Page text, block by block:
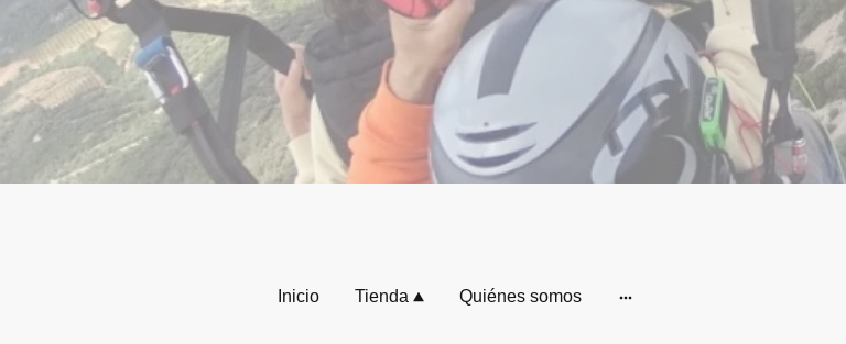
Inicio Tienda Quiénes somos